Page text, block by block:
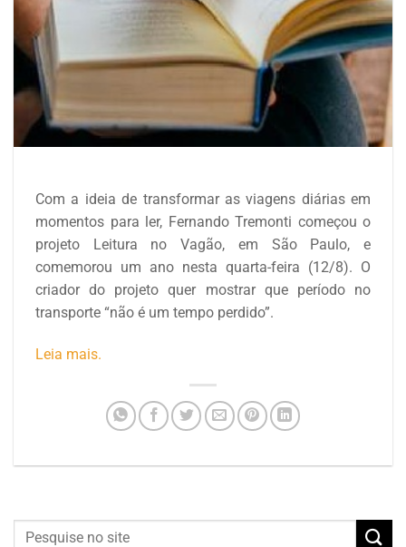
Com a ideia de transformar as viagens diárias em
momentos para ler, Fernando Tremonti começou o
projeto Leitura no Vagão, em São Paulo, e
comemorou um ano nesta quarta-feira (12/8). O
criador do projeto quer mostrar que período no
transporte “não é um tempo perdido”.
Leia mais.